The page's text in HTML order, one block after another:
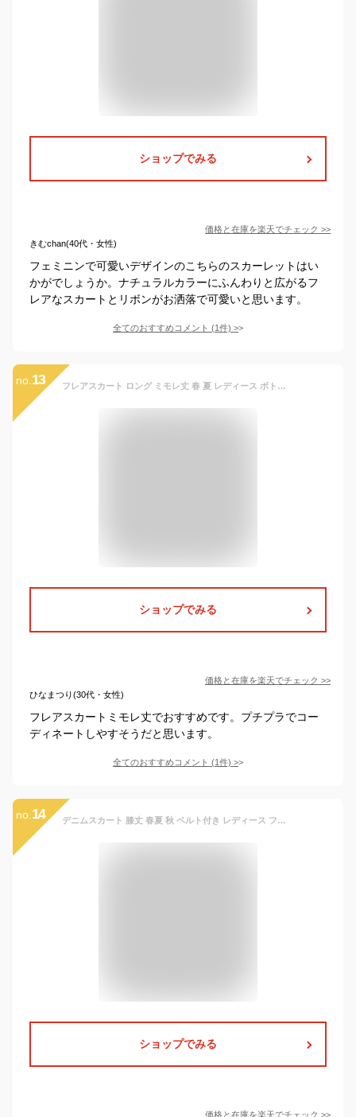
ショップでみる
価格と在庫を楽天でチェック >>
きむchan(40代・女性)
フェミニンで可愛いデザインのこちらのスカーレットはい
かがでしょうか。ナチュラルカラーにふんわりと広がるフ
レアなスカートとリボンがお洒落で可愛いと思います。
全てのおすすめコメント (1件) >
no. 13 フレアスカート ロング ミモレ丈 春 夏 レディース ボトムス 可愛い お洒落 ギンガムチェック柄 シンプル ゆったり 楽ちん 薄手 ウエストゴム Aラインシルエット リラックス カジュアル オフィスカジュアル 普段着 デート お出かけ 参観日 お買い物 通勤 通学 黒 白
ショップでみる
価格と在庫を楽天でチェック >>
ひなまつり(30代・女性)
フレアスカートミモレ丈でおすすめです。プチプラでコー
ディネートしやすそうだと思います。
全てのおすすめコメント (1件) >
no. 14 デニムスカート 膝丈 春夏 秋 ベルト付き レディース フレアスカート Aライン きれいめ ゆったり ハイウエスト 薄手 ミモレ丈 カジュアル お出かけ デート デイリー 普段着 体型カバー 大人可愛い 女の子
ショップでみる
価格と在庫を楽天でチェック >>